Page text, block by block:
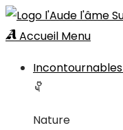
Accueil Menu
Incontournables
Nature